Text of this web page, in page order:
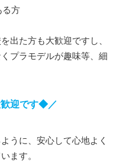
方
出た方も大歓迎ですし、
プラモデルが趣味等、細
迎です◆／
うに、安心して心地よく
ます。